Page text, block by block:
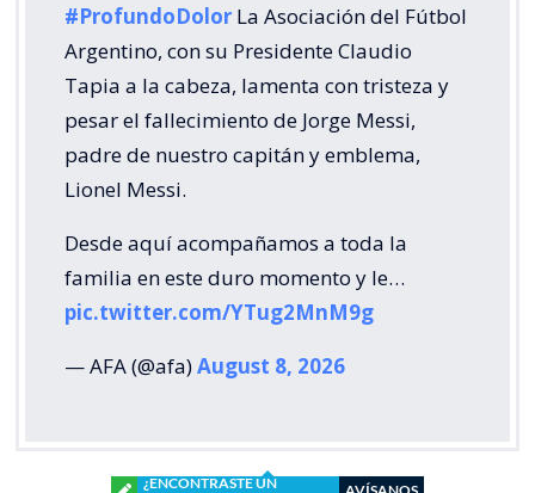
#ProfundoDolor La Asociación del Fútbol
Argentino, con su Presidente Claudio
Tapia a la cabeza, lamenta con tristeza y
pesar el fallecimiento de Jorge Messi,
padre de nuestro capitán y emblema,
Lionel Messi.
Desde aquí acompañamos a toda la
familia en este duro momento y le…
pic.twitter.com/YTug2MnM9g
— AFA (@afa)August 8, 2026
¿ENCONTRASTE UN